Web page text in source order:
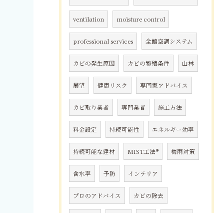
ventilation moisture control
professional services 全館空調システム
カビの発生原因 カビの繁殖条件 山林
展望 健康リスク 専門家アドバイス
カビ取り業者 専門業者 施工方法
料金設定 持続可能性 エネルギー効率
持続可能な建材 MIST工法® 梅雨対策
含水率 予防 インテリア
プロのアドバイス カビの除去